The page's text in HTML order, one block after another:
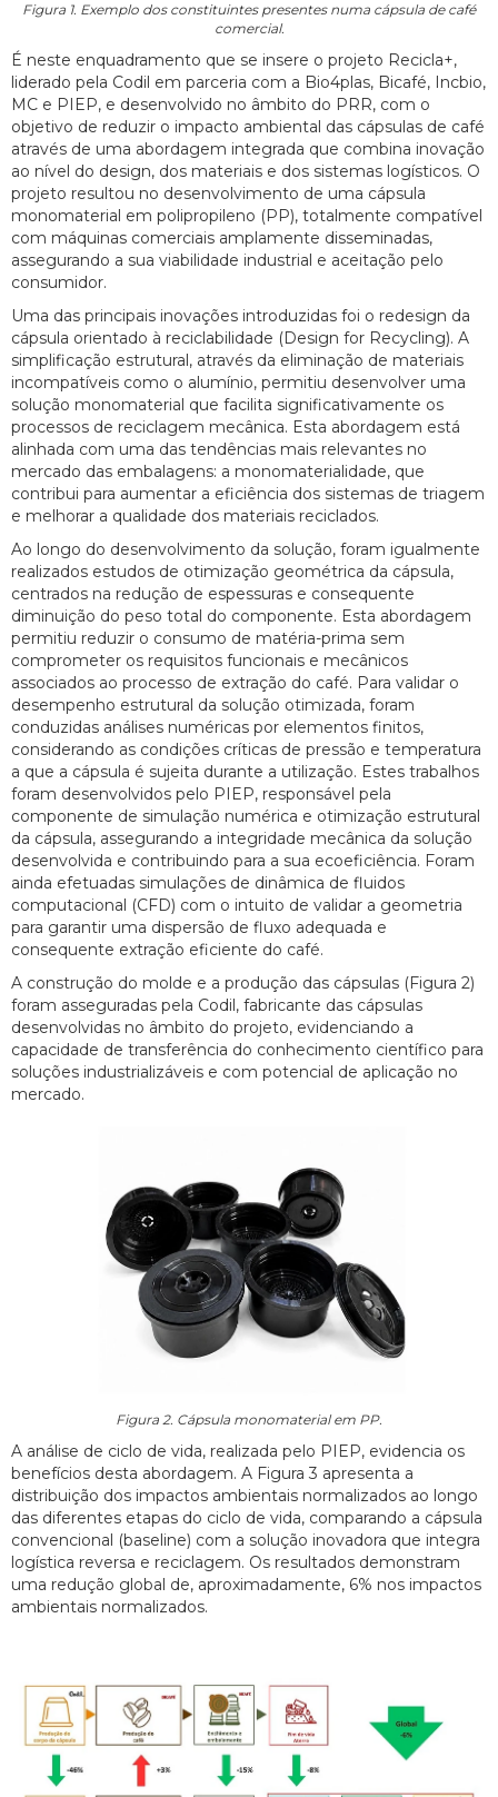
Figura 1. Exemplo dos constituintes presentes numa cápsula de café
comercial.
É neste enquadramento que se insere o projeto Recicla+,
liderado pela Codil em parceria com a Bio4plas, Bicafé, Incbio,
MC e PIEP, e desenvolvido no âmbito do PRR, com o
objetivo de reduzir o impacto ambiental das cápsulas de café
através de uma abordagem integrada que combina inovação
ao nível do design, dos materiais e dos sistemas logísticos. O
projeto resultou no desenvolvimento de uma cápsula
monomaterial em polipropileno (PP), totalmente compatível
com máquinas comerciais amplamente disseminadas,
assegurando a sua viabilidade industrial e aceitação pelo
consumidor.
Uma das principais inovações introduzidas foi o redesign da
cápsula orientado à reciclabilidade (Design for Recycling). A
simplificação estrutural, através da eliminação de materiais
incompatíveis como o alumínio, permitiu desenvolver uma
solução monomaterial que facilita significativamente os
processos de reciclagem mecânica. Esta abordagem está
alinhada com uma das tendências mais relevantes no
mercado das embalagens: a monomaterialidade, que
contribui para aumentar a eficiência dos sistemas de triagem
e melhorar a qualidade dos materiais reciclados.
Ao longo do desenvolvimento da solução, foram igualmente
realizados estudos de otimização geométrica da cápsula,
centrados na redução de espessuras e consequente
diminuição do peso total do componente. Esta abordagem
permitiu reduzir o consumo de matéria-prima sem
comprometer os requisitos funcionais e mecânicos
associados ao processo de extração do café. Para validar o
desempenho estrutural da solução otimizada, foram
conduzidas análises numéricas por elementos finitos,
considerando as condições críticas de pressão e temperatura
a que a cápsula é sujeita durante a utilização. Estes trabalhos
foram desenvolvidos pelo PIEP, responsável pela
componente de simulação numérica e otimização estrutural
da cápsula, assegurando a integridade mecânica da solução
desenvolvida e contribuindo para a sua ecoeficiência. Foram
ainda efetuadas simulações de dinâmica de fluidos
computacional (CFD) com o intuito de validar a geometria
para garantir uma dispersão de fluxo adequada e
consequente extração eficiente do café.
A construção do molde e a produção das cápsulas (Figura 2)
foram asseguradas pela Codil, fabricante das cápsulas
desenvolvidas no âmbito do projeto, evidenciando a
capacidade de transferência do conhecimento científico para
soluções industrializáveis e com potencial de aplicação no
mercado.
Figura 2. Cápsula monomaterial em PP.
A análise de ciclo de vida, realizada pelo PIEP, evidencia os
benefícios desta abordagem. A Figura 3 apresenta a
distribuição dos impactos ambientais normalizados ao longo
das diferentes etapas do ciclo de vida, comparando a cápsula
convencional (baseline) com a solução inovadora que integra
logística reversa e reciclagem. Os resultados demonstram
uma redução global de, aproximadamente, 6% nos impactos
ambientais normalizados.